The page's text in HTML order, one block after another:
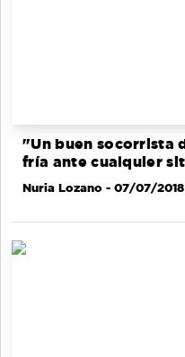
"Un buen socorrista
fría ante cualquier
Nuria Lozano - 07/07/2018